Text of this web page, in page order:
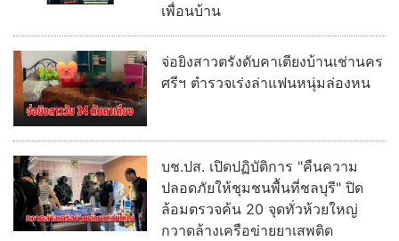
เพื่อนบ้าน
จ่อยิงสาวตรังดับคาเตียงบ้านเช่านคร
ศรีฯ ตำรวจเร่งล่าแฟนหนุ่มล่องหน
บช.ปส. เปิดปฏิบัติการ "คืนความ
ปลอดภัยให้ชุมชนพื้นที่ชลบุรี" ปิด
ล้อมตรวจค้น 20 จุดทั่วห้วยใหญ่
กวาดล้างเครือข่ายยาเสพติด